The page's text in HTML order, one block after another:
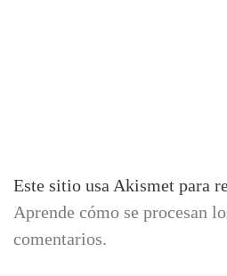
Este sitio usa Akismet para
Aprende cómo se procesan
comentarios.